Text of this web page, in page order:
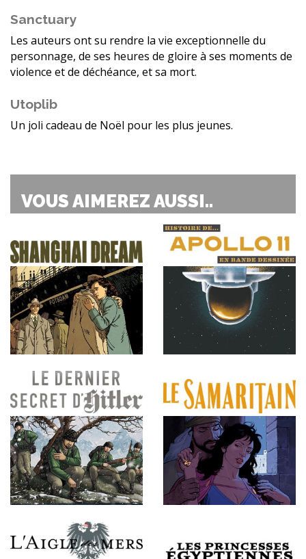
Sanctuary
Les auteurs ont su rendre la vie exceptionnelle du
personnage, de ses heures de gloire à ses moments de
violence et de déchéance, et sa mort.
Utoplib
Un joli cadeau de Noël pour les plus jeunes.
VOUS AIMEREZ AUSSI..